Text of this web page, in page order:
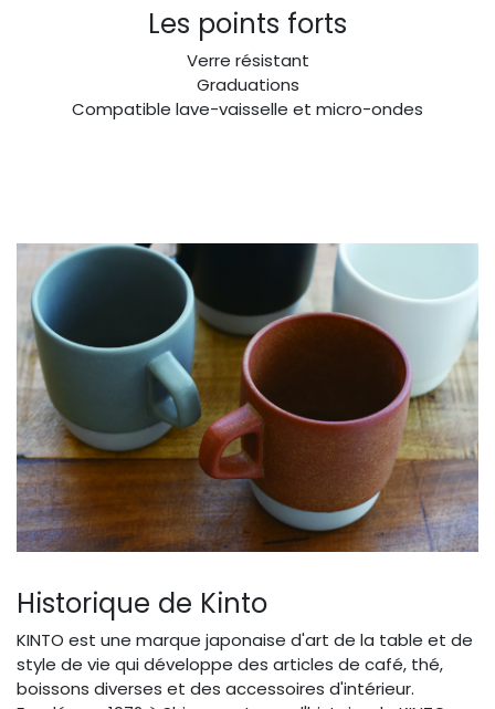
Les points forts
Verre résistant
Graduations
Compatible lave-vaisselle et micro-ondes
Historique de Kinto
KINTO est une marque japonaise d'art de la table et de
style de vie qui développe des articles de café, thé,
boissons diverses et des accessoires d'intérieur.